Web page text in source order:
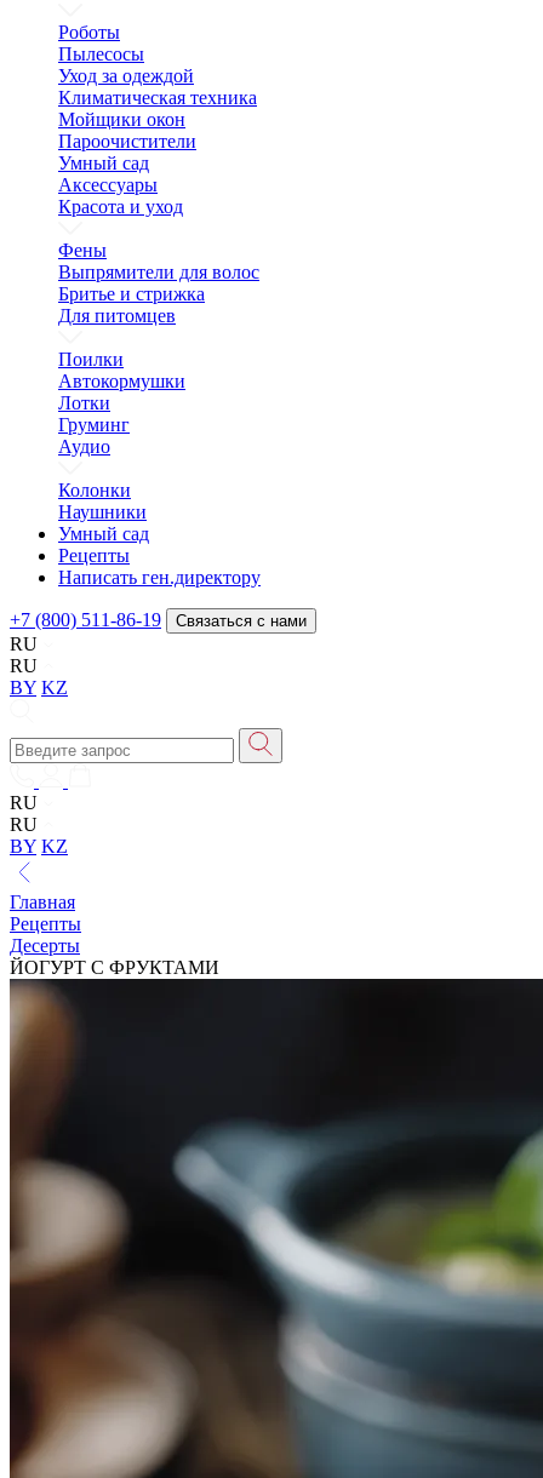
Роботы
Пылесосы
Уход за одеждой
Климатическая техника
Мойщики окон
Пароочистители
Умный сад
Аксессуары
Красота и уход
Фены
Выпрямители для волос
Бритье и стрижка
Для питомцев
Поилки
Автокормушки
Лотки
Груминг
Аудио
Колонки
Наушники
Умный сад
Рецепты
Написать ген.директору
+7 (800) 511-86-19 Связаться с нами
RU
RU
BY KZ
RU
RU
BY KZ
Главная
Рецепты
Десерты
ЙОГУРТ С ФРУКТАМИ